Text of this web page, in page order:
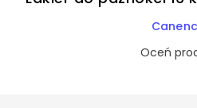
Oceń